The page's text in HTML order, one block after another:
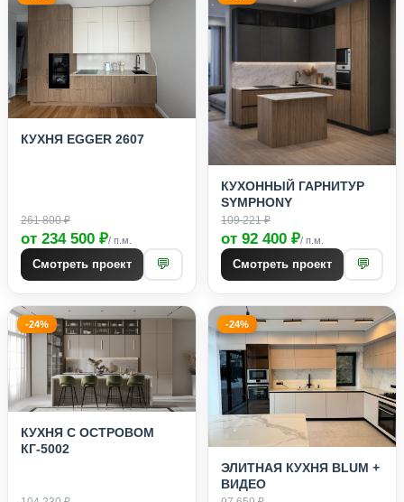
КУХНЯ EGGER 2607
261 800 ₽
от 234 500 ₽/ п.м.
Смотреть проект 💬
КУХОННЫЙ ГАРНИТУР
SYMPHONY
109 221 ₽
от 92 400 ₽/ п.м.
Смотреть проект 💬
-24%
КУХНЯ С ОСТРОВОМ
КГ-5002
-24%
ЭЛИТНАЯ КУХНЯ BLUM +
ВИДЕО